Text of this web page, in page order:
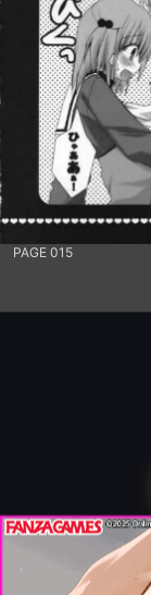
PAGE 015